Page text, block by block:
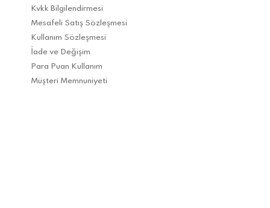
Kvkk Bilgilendirmesi
Mesafeli Satış Sözleşmesi
Kullanım Sözleşmesi
İade ve Değişim
Para Puan Kullanım
Müşteri Memnuniyeti